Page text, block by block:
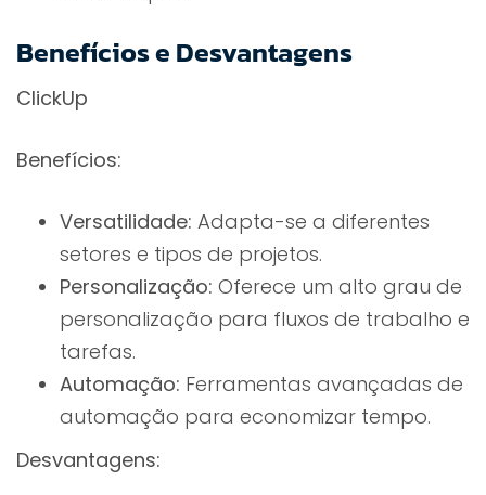
Benefícios e Desvantagens
ClickUp
Benefícios:
Versatilidade: Adapta-se a diferentes
setores e tipos de projetos.
Personalização: Oferece um alto grau de
personalização para fluxos de trabalho e
tarefas.
Automação: Ferramentas avançadas de
automação para economizar tempo.
Desvantagens: